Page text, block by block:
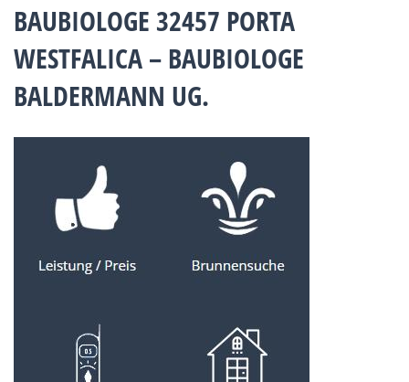
BAUBIOLOGE 32457 PORTA
WESTFALICA – BAUBIOLOGE
BALDERMANN UG.